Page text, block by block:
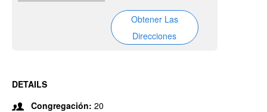
Obtener Las
Direcciones
DETAILS
Congregación: 20